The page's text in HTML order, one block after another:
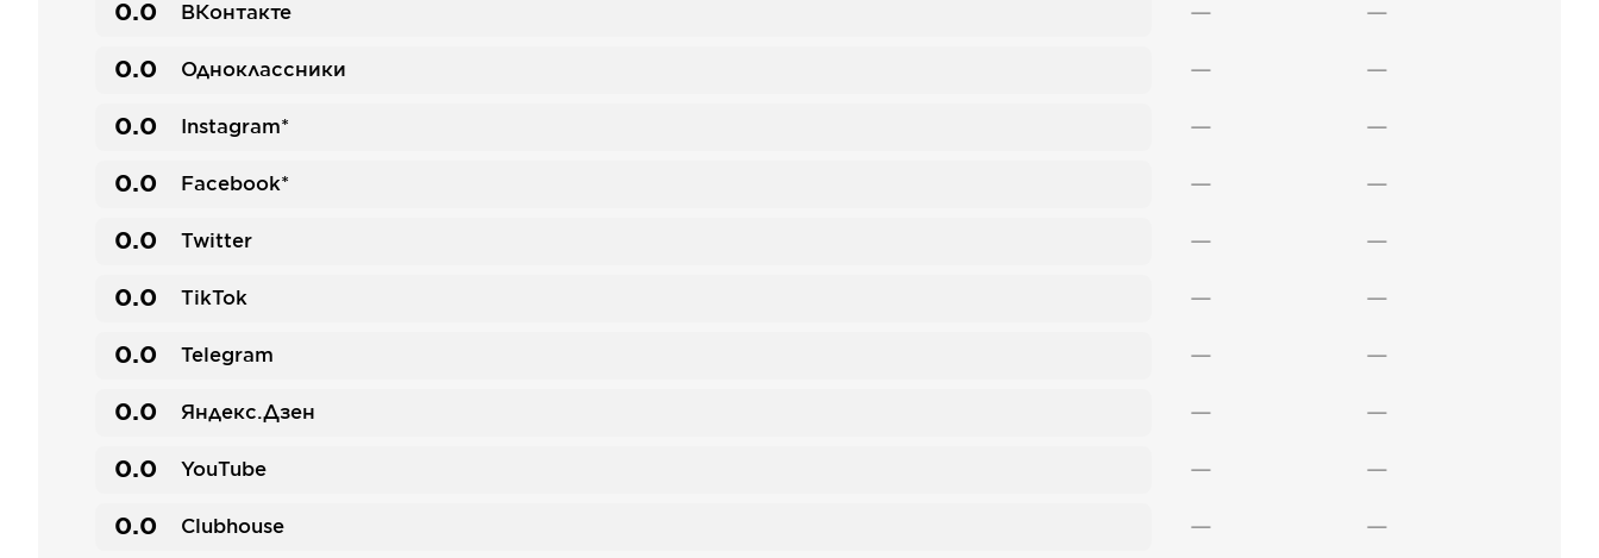
0.0 ВКонтакте — —
0.0 Одноклассники — —
0.0 Instagram* — —
0.0 Facebook* — —
0.0 Twitter — —
0.0 TikTok — —
0.0 Telegram — —
0.0 Яндекс.Дзен — —
0.0 YouTube — —
0.0 Clubhouse — —